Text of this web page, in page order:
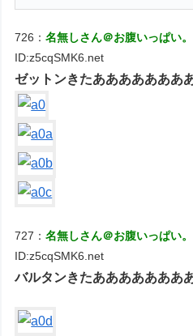
726：名無しさん＠お腹いっぱい。
ID:z5cqSMK6.net
ゼットンきたあああああああ
727：名無しさん＠お腹いっぱい。
ID:z5cqSMK6.net
バルタンきたあああああああ